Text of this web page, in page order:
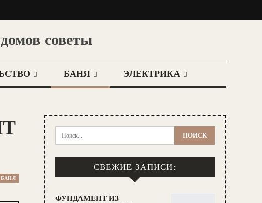
советы
БАНЯ ЭЛЕКТРИКА
БАНЯ
СВЕЖИЕ ЗАПИСИ:
ФУНДАМЕНТ ИЗ